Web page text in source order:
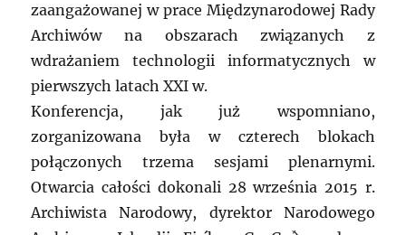
zaangażowanej w prace Międzynarodowej Rady
Archiwów na obszarach związanych z
wdrażaniem technologii informatycznych w
pierwszych latach XXI w.
Konferencja, jak już wspomniano,
zorganizowana była w czterech blokach
połączonych trzema sesjami plenarnymi.
Otwarcia całości dokonali 28 września 2015 r.
Archiwista Narodowy, dyrektor Narodowego